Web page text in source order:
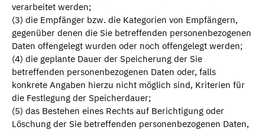
verarbeitet werden;
(3) die Empfänger bzw. die Kategorien von Empfängern,
gegenüber denen die Sie betreffenden personenbezogenen
Daten offengelegt wurden oder noch offengelegt werden;
(4) die geplante Dauer der Speicherung der Sie
betreffenden personenbezogenen Daten oder, falls
konkrete Angaben hierzu nicht möglich sind, Kriterien für
die Festlegung der Speicherdauer;
(5) das Bestehen eines Rechts auf Berichtigung oder
Löschung der Sie betreffenden personenbezogenen Daten,